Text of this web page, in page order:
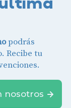
podrás
Recibe tu
nosotros